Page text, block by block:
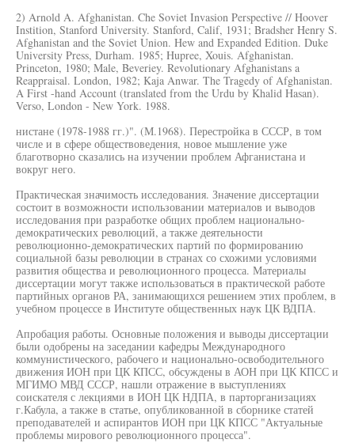
2) Arnold A. Afghanistan. Che Soviet Invasion Perspective // Hoover
Instition, Stanford University. Stanford, Calif, 1931; Bradsher Henry S.
Afghanistan and the Soviet Union. Hew and Expanded Edition. Duke
University Press, Durham. 1985; Hupree, Xouis. Afghanistan.
Princeton, 1980; Male, Beveriey. Revolutionary Afghanistans a
Reappraisal. London, 1982; Kaja Anwar. The Tragedy of Afghanistan.
A First -hand Account (translated from the Urdu by Khalid Hasan).
Verso, London - New York. 1988.
нистане (1978-1988 гг.)". (М.1968). Перестройка в СССР, в том
числе и в сфере обществоведения, новое мышление уже
благотворно сказались на изучении проблем Афганистана и
вокруг него.
Практическая значимость исследования. Значение диссертации
состоит в возможности использовании материалов и выводов
исследования при разработке общих проблем национально-
демократических революций, а также деятельности
революционно-демократических партий по формированию
социальной базы революции в странах со схожими условиями
развития общества и революционного процесса. Материалы
диссертации могут также использоваться в практической работе
партийных органов РА, занимающихся решением этих проблем, в
учебном процессе в Институте общественных наук ЦК ВДПА.
Апробация работы. Основные положения и выводы диссертации
были одобрены на заседании кафедры Международного
коммунистического, рабочего и национально-освободительного
движения ИОН при ЦК КПСС, обсуждены в АОН при ЦК КПСС и
МГИМО МВД СССР, нашли отражение в выступлениях
соискателя с лекциями в ИОН ЦК НДПА, в парторганизациях
г.Кабула, а также в статье, опубликованной в сборнике статей
преподавателей и аспирантов ИОН при ЦК КПСС "Актуальные
проблемы мирового революционного процесса".